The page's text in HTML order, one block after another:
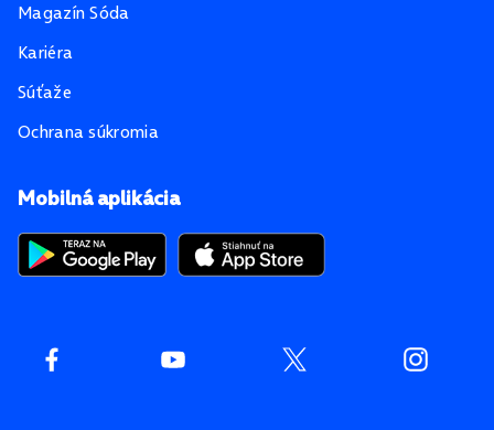
Mobilná aplikácia
Magazín Sóda
Kariéra
Súťaže
Ochrana súkromia